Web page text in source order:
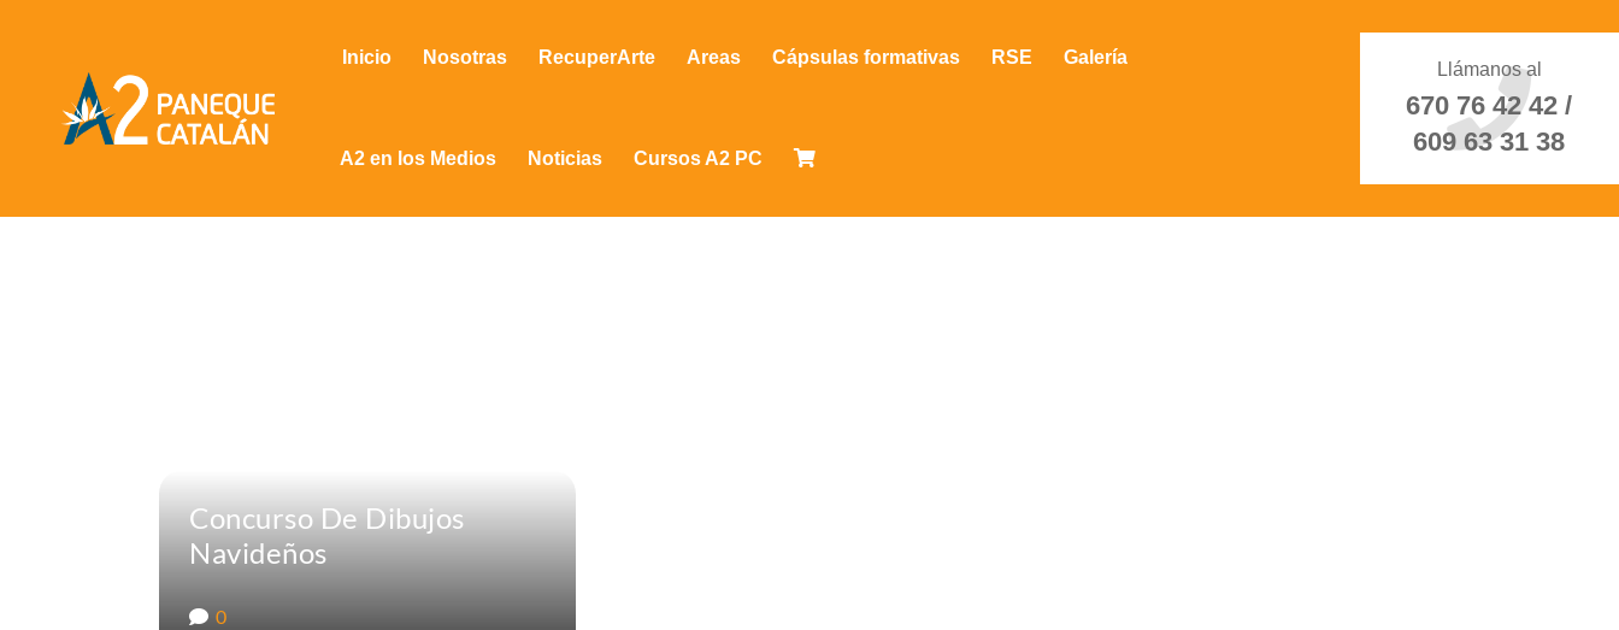
Inicio Nosotras RecuperArte Areas Cápsulas formativas RSE Galería
A2 en los Medios Noticias Cursos A2 PC
Llámanos al
670 76 42 42 /
609 63 31 38
Concurso De Dibujos
Navideños
0